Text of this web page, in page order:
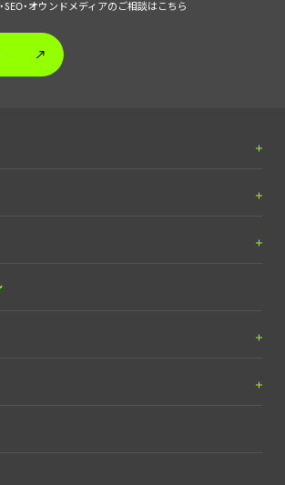
SEO・オウンドメディアのご相談はこちら
ョン